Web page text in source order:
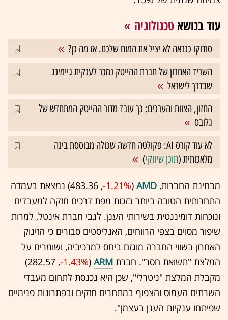
עוד בנושא טכנולוגיה
סודוקו כנראה לא יציל את המוח שלכם. אז מה כן?
השריד האחרון של חברת ההייטק נמכר לענקית גיימינג
שבדרך לישראל
החזון, הצוות והערכים: כך עובד מדור ההייטק המתחדש של
גלובס
לא עוד קורס AI: פקולטה חדשה שכולה מבוססת בינה
מלאכותית (תוכן שיווקי)
מבחינת החברות, AMD
(483.36 ,‎
-1.21%
‏) נמצאת בעמדה
התחרותית הטובה ביותר בזכות מפת דרכים חזקה למעבדים
ונוכחות דומיננטית בשירותי הענן. לגבי חברת אינטל, למרות
שיפור מסוים בצפי הרווחים, האנליסטים סבורים כי הזינוק
האחרון בשווי החברה מוגזם ביחס למרכיביה, ושומרים על
המלצת "תשואת חסר". חברת ARM
(282.57 ,‎
-1.43%
‏)
מקבלת המלצת "ניטרלי", שכן היא נכנסת לתחום מעבדי
השרתים העמוס והצפוף במתחרים חזקים ובפתרונות פנימיים
שפיתחו ענקיות הענן בעצמן".